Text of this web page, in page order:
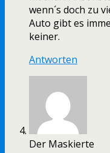
wenn´s doch zu
Auto gibt es
keiner.
Antworten
Der Maskierte